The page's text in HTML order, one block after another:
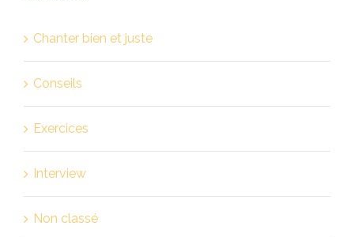
Chanter bien et juste
Conseils
Exercices
Interview
Non classé